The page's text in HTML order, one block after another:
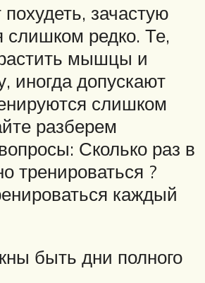
похудеть, зачастую
слишком редко. Те,
мышцы и
иногда допускают
слишком
разберем
Сколько раз в
тренироваться ?
каждый
быть дни полного